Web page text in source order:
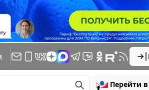
Перейти